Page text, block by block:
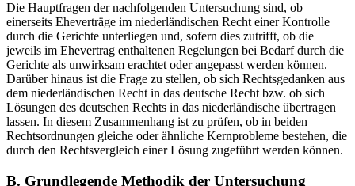
Die Hauptfragen der nachfolgenden Untersuchung sind, ob
einerseits Eheverträge im niederländischen Recht einer Kontrolle
durch die Gerichte unterliegen und, sofern dies zutrifft, ob die
jeweils im Ehevertrag enthaltenen Regelungen bei Bedarf durch die
Gerichte als unwirksam erachtet oder angepasst werden können.
Darüber hinaus ist die Frage zu stellen, ob sich Rechtsgedanken aus
dem niederländischen Recht in das deutsche Recht bzw. ob sich
Lösungen des deutschen Rechts in das niederländische übertragen
lassen. In diesem Zusammenhang ist zu prüfen, ob in beiden
Rechtsordnungen gleiche oder ähnliche Kernprobleme bestehen, die
durch den Rechtsvergleich einer Lösung zugeführt werden können.
B. Grundlegende Methodik der Untersuchung